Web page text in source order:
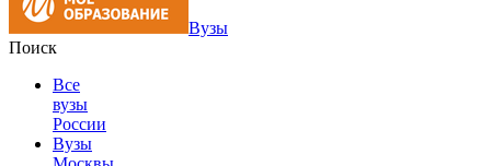
Вузы
Поиск
Все
вузы
России
Вузы